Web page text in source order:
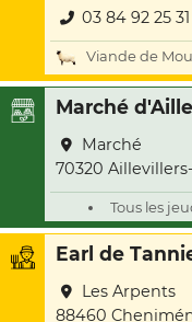
03 84 92 25 31
Viande de
Marché
Marché
70320
Tous les
Earl de
Les Arpents
88460